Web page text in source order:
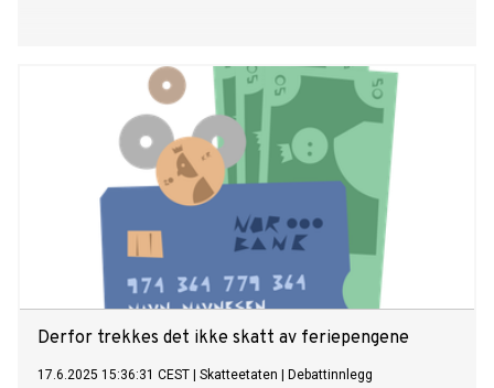
Derfor trekkes det ikke skatt av feriepengene
17.6.2025 15:36:31 CEST Skatteetaten Debattinnlegg